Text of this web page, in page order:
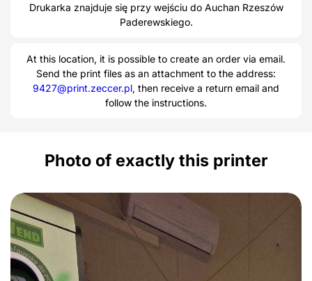
Drukarka znajduje się przy wejściu do Auchan Rzeszów
Paderewskiego.
At this location, it is possible to create an order via email.
Send the print files as an attachment to the address:
9427@print.zeccer.pl, then receive a return email and
follow the instructions.
Photo of exactly this printer